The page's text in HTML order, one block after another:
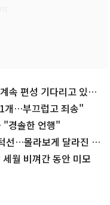
속 편성 기다리고 있
개…부끄럽고 죄송"
"경솔한 언행"
선…몰라보게 달라진 근
월 비껴간 동안 미모